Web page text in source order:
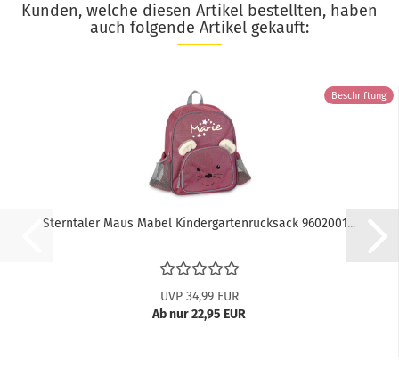
Kunden, welche diesen Artikel bestellten, haben
auch folgende Artikel gekauft:
Beschriftung
Sterntaler Maus Mabel Kindergartenrucksack 9602001...
UVP 34,99 EUR
Ab nur 22,95 EUR